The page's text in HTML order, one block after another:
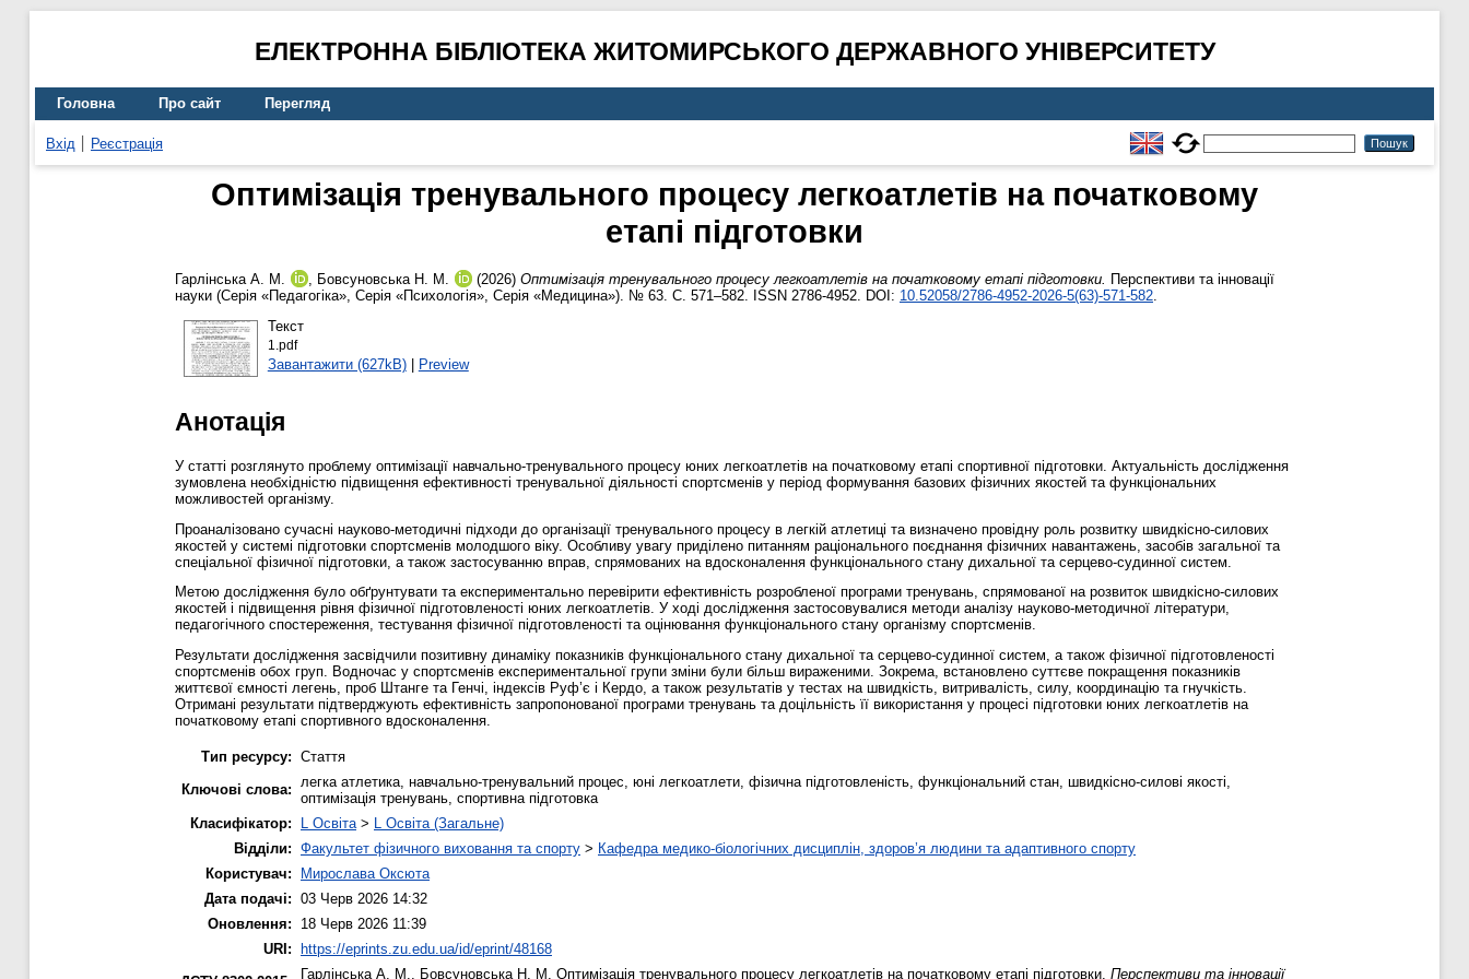
ЕЛЕКТРОННА БІБЛІОТЕКА ЖИТОМИРСЬКОГО ДЕРЖАВНОГО УНІВЕРСИТЕТУ
Головна Про сайт Перегляд
Вхід Реєстрація
Оптимізація тренувального процесу легкоатлетів на початковому
етапі підготовки
Гарлінська А. М. , Бовсуновська Н. М. (2026) Оптимізація тренувального процесу легкоатлетів на початковому етапі підготовки. Перспективи та інновації
науки (Серія «Педагогіка», Серія «Психологія», Серія «Медицина»). № 63. С. 571–582. ISSN 2786-4952. DOI: 10.52058/2786-4952-2026-5(63)-571-582.
Текст
1.pdf
Завантажити (627kB)| Preview
Анотація
У статті розглянуто проблему оптимізації навчально-тренувального процесу юних легкоатлетів на початковому етапі спортивної підготовки. Актуальність дослідження
зумовлена необхідністю підвищення ефективності тренувальної діяльності спортсменів у період формування базових фізичних якостей та функціональних
можливостей організму.
Проаналізовано сучасні науково-методичні підходи до організації тренувального процесу в легкій атлетиці та визначено провідну роль розвитку швидкісно-силових
якостей у системі підготовки спортсменів молодшого віку. Особливу увагу приділено питанням раціонального поєднання фізичних навантажень, засобів загальної та
спеціальної фізичної підготовки, а також застосуванню вправ, спрямованих на вдосконалення функціонального стану дихальної та серцево-судинної систем.
Метою дослідження було обґрунтувати та експериментально перевірити ефективність розробленої програми тренувань, спрямованої на розвиток швидкісно-силових
якостей і підвищення рівня фізичної підготовленості юних легкоатлетів. У ході дослідження застосовувалися методи аналізу науково-методичної літератури,
педагогічного спостереження, тестування фізичної підготовленості та оцінювання функціонального стану організму спортсменів.
Результати дослідження засвідчили позитивну динаміку показників функціонального стану дихальної та серцево-судинної систем, а також фізичної підготовленості
спортсменів обох груп. Водночас у спортсменів експериментальної групи зміни були більш вираженими. Зокрема, встановлено суттєве покращення показників
життєвої ємності легень, проб Штанге та Генчі, індексів Руф’є і Кердо, а також результатів у тестах на швидкість, витривалість, силу, координацію та гнучкість.
Отримані результати підтверджують ефективність запропонованої програми тренувань та доцільність її використання у процесі підготовки юних легкоатлетів на
початковому етапі спортивного вдосконалення.
Тип ресурсу: Стаття
Ключові слова: легка атлетика, навчально-тренувальний процес, юні легкоатлети, фізична підготовленість, функціональний стан, швидкісно-силові якості,
оптимізація тренувань, спортивна підготовка
Класифікатор:
L Освіта> L Освіта (Загальне)
Відділи: Факультет фізичного виховання та спорту > Кафедра медико-біологічних дисциплін, здоров’я людини та адаптивного спорту
Користувач:
Мирослава Оксюта
Дата подачі: 03 Черв 2026 14:32
Оновлення:
18 Черв 2026 11:39
URI:
https://eprints.zu.edu.ua/id/eprint/48168
Гарлінська А. М., Бовсуновська Н. М. Оптимізація тренувального процесу легкоатлетів на початковому етапі підготовки. Перспективи та інновації